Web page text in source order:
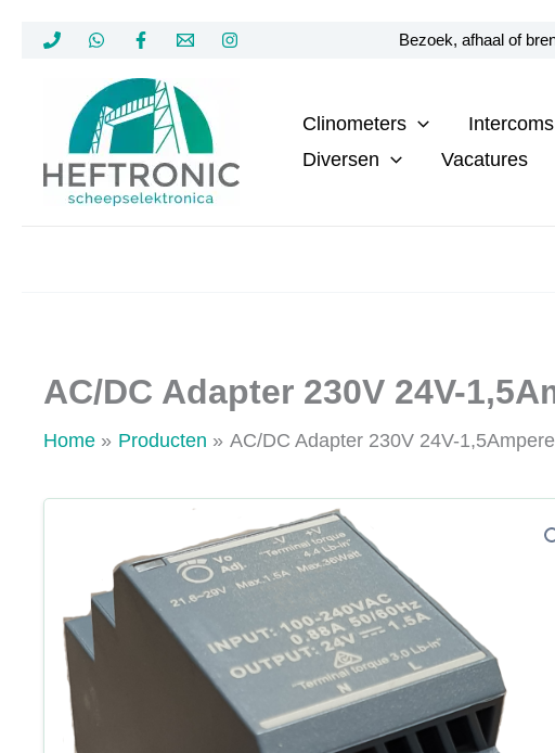
Ga
inhoud
Bezoek, afhaal of
Clinometers Intercoms
Diversen
Vacatures
AC/DC Adapter 230V 24V-
Home Producten AC/DC Adapter 230V 24V-1,5Ampere